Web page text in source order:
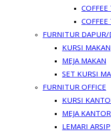
COFFEE
COFFEE
FURNITUR
KURSI MAKAN
MEJA MAKAN
SET KURSI
FURNITUR OFFICE
KURSI
MEJA KANTOR
LEMARI ARSIP